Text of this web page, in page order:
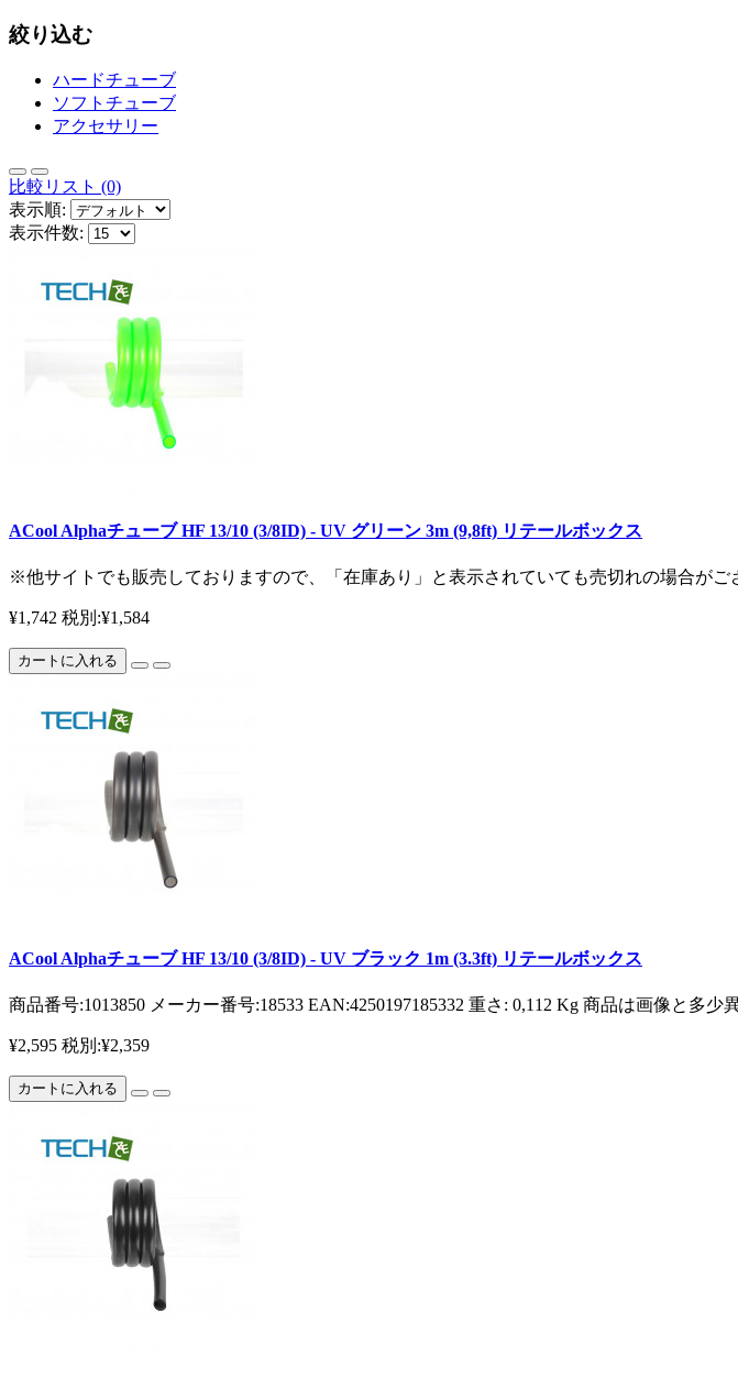
絞り込む
ハードチューブ
ソフトチューブ
アクセサリー
比較リスト (0)
表示順:
表示件数:
ACool Alphaチューブ HF 13/10 (3/8ID) - UV グリーン 3m (9,8ft) リテールボックス
※他サイトでも販売しておりますので、「在庫あり」と表示されていても売切れの場合がご
¥1,742 税別:¥1,584
カートに入れる
ACool Alphaチューブ HF 13/10 (3/8ID) - UV ブラック 1m (3.3ft) リテールボックス
商品番号:1013850 メーカー番号:18533 EAN:4250197185332 重さ: 0,112 Kg 商品は画像と多少
¥2,595 税別:¥2,359
カートに入れる